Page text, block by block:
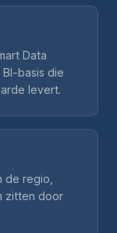
Data
basis die
levert.
de regio,
zitten door